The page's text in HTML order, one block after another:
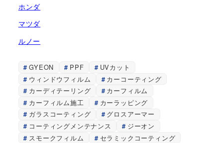
ホンダ
マツダ
ルノー
GYEON PPF
UVカット
ウィンドウフィルム
カーコーティング
カーディテーリング
カーフィルム
カーフィルム施工
カーラッピング
ガラスコーティング
グロスアーマー
コーティングメンテナンス
ジーオン
スモークフィルム
セラミックコーティング